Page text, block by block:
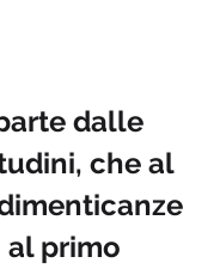
dalle
che al
primo